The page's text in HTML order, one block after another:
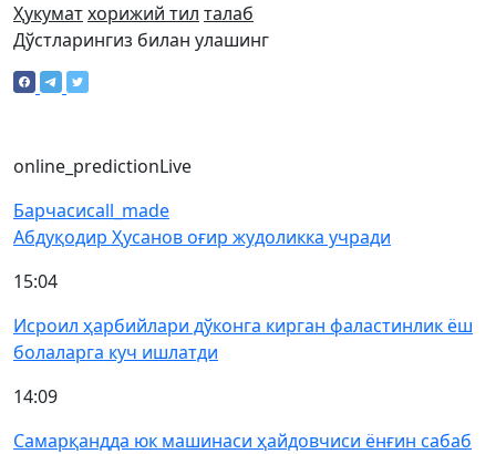
Ҳукуматхорижий тил талаб
Дўстларингиз билан улашинг
online_predictionLive
Барчасиcall_made
Абдуқодир Ҳусанов оғир жудоликка учради
15:04
Исроил ҳарбийлари дўконга кирган фаластинлик ёш
болаларга куч ишлатди
14:09
Самарқандда юк машинаси ҳайдовчиси ёнғин сабаб